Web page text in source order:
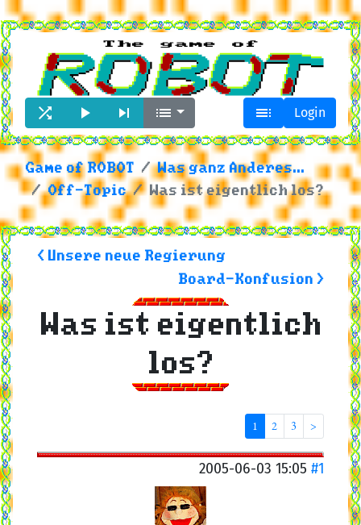
     Login
Game of ROBOT
Was ganz Anderes...
Off-Topic
Was ist eigentlich los?
< Unsere neue Regierung
Board-Konfusion >
Was ist eigentlich
los?
1 2 3 >
2005-06-03 15:05 #1